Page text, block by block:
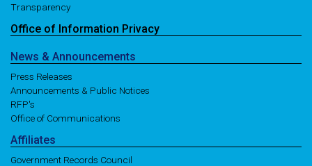
Transparency
Office of Information Privacy
News & Announcements
Press Releases
Announcements & Public Notices
RFP's
Office of Communications
Affiliates
Government Records Council